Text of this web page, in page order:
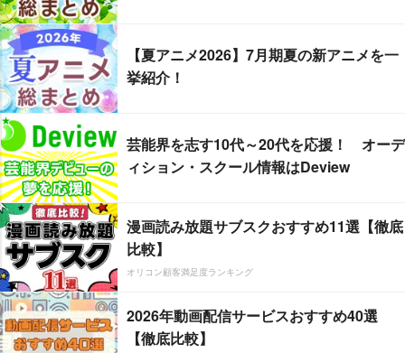
【夏アニメ2026】7月期夏の新アニメを一
挙紹介！
芸能界を志す10代～20代を応援！ オーデ
ィション・スクール情報はDeview
漫画読み放題サブスクおすすめ11選【徹底
比較】
オリコン顧客満足度ランキング
2026年動画配信サービスおすすめ40選
【徹底比較】